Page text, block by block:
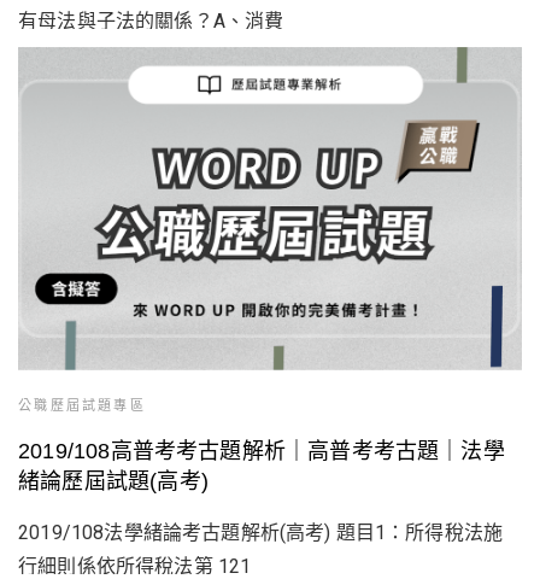
有母法與子法的關係？A、消費
公職歷屆試題專區
2019/108高普考考古題解析｜高普考考古題｜法學
緒論歷屆試題(高考)
2019/108法學緒論考古題解析(高考) 題目1：所得稅法施
行細則係依所得稅法第 121